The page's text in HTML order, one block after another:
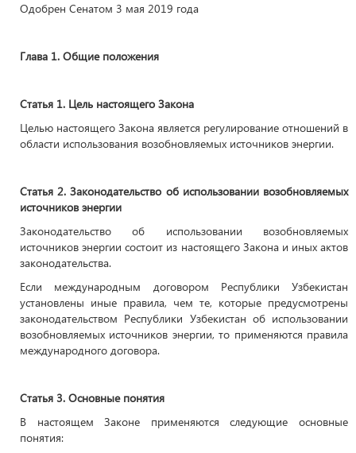
Одобрен Сенатом 3 мая 2019 года
Глава 1. Общие положения
Статья 1. Цель настоящего Закона
Целью настоящего Закона является регулирование отношений в
области использования возобновляемых источников энергии.
Статья 2. Законодательство об использовании возобновляемых
источников энергии
Законодательство об использовании возобновляемых
источников энергии состоит из настоящего Закона и иных актов
законодательства.
Если международным договором Республики Узбекистан
установлены иные правила, чем те, которые предусмотрены
законодательством Республики Узбекистан об использовании
возобновляемых источников энергии, то применяются правила
международного договора.
Статья 3. Основные понятия
В настоящем Законе применяются следующие основные
понятия: